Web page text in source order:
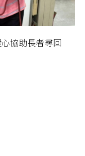
協助長者尋回